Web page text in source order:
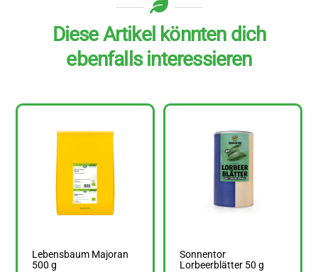
Diese Artikel könnten dich
ebenfalls interessieren
Lebensbaum Majoran
500 g
Sonnentor
Lorbeerblätter 50 g